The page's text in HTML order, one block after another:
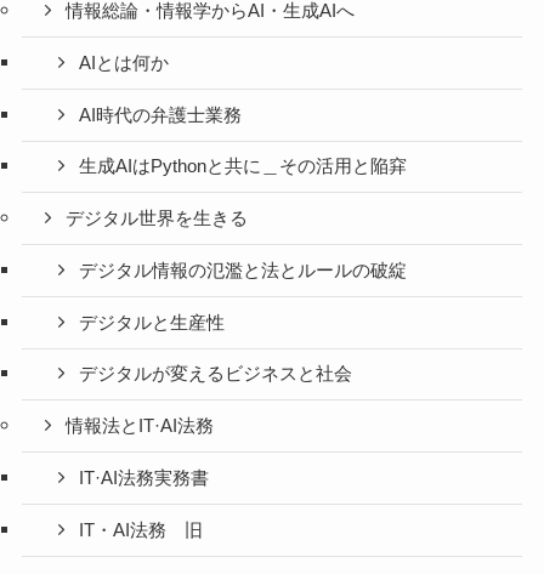
情報総論・情報学からAI・生成AIへ
AIとは何か
AI時代の弁護士業務
生成AIはPythonと共に＿その活用と陥穽
デジタル世界を生きる
デジタル情報の氾濫と法とルールの破綻
デジタルと生産性
デジタルが変えるビジネスと社会
情報法とIT·AI法務
IT·AI法務実務書
IT・AI法務 旧